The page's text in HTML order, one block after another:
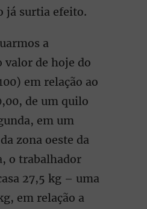
já surtia efeito.
a
valor de hoje do
em relação ao
de um quilo
em um
zona oeste da
o trabalhador
27,5 kg – uma
em relação a